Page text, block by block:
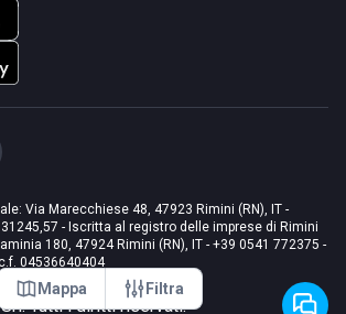
Mappa Filtra
Via Marecchiese 48, 47923 Rimini (RN), IT -
- Iscritta al registro delle imprese di Rimini
180, 47924 Rimini (RN), IT - +39 0541 772375 -
04536640404
Tutti i diritti riservati.